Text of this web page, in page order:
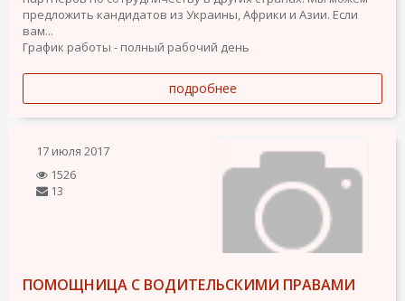
предложить кандидатов из Украины, Африки и Азии. Если
вам...
График работы - полный рабочий день
подробнее
17 июля 2017
1526
13
ПОМОЩНИЦА С ВОДИТЕЛЬСКИМИ ПРАВАМИ